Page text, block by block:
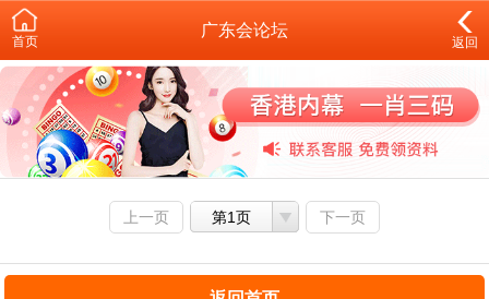
首页
广东会论坛
返回
上一页 第1页 下一页